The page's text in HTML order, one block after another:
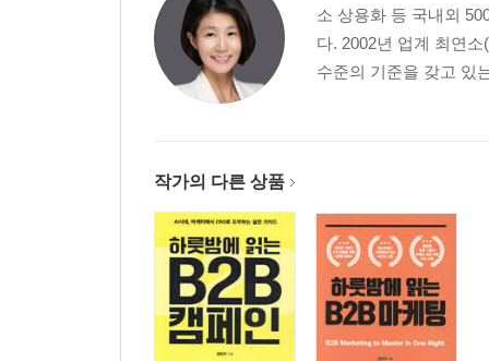
소 상용화 등 국내외
다. 2002년 업계 최연
수준의 기준을 갖고 있
작가의 다른 상품